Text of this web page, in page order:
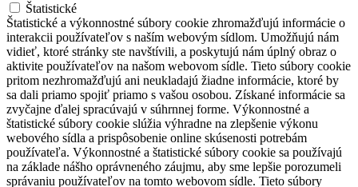
Štatistické
Štatistické a výkonnostné súbory cookie zhromažďujú informácie o
interakcii používateľov s naším webovým sídlom. Umožňujú nám
vidieť, ktoré stránky ste navštívili, a poskytujú nám úplný obraz o
aktivite používateľov na našom webovom sídle. Tieto súbory cookie
pritom nezhromažďujú ani neukladajú žiadne informácie, ktoré by
sa dali priamo spojiť priamo s vašou osobou. Získané informácie sa
zvyčajne ďalej spracúvajú v súhrnnej forme. Výkonnostné a
štatistické súbory cookie slúžia výhradne na zlepšenie výkonu
webového sídla a prispôsobenie online skúsenosti potrebám
používateľa. Výkonnostné a štatistické súbory cookie sa používajú
na základe nášho oprávneného záujmu, aby sme lepšie porozumeli
správaniu používateľov na tomto webovom sídle. Tieto súbory